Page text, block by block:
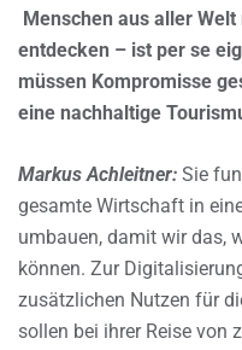
Menschen aus aller
entdecken – ist per se
müssen Kompromisse
eine nachhaltige
Markus Achleitner: Sie
gesamte Wirtschaft in
umbauen, damit wir das,
können. Zur
zusätzlichen Nutzen für
sollen bei ihrer Reise von